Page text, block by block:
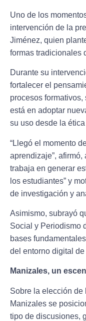
Uno de los
intervención de la
Jiménez, quien
formas tradicionales
Durante su
fortalecer el
procesos
está en adoptar
su uso desde la
“Llegó el momento
aprendizaje”,
trabaja en generar
los estudiantes” y
de investigación y
Asimismo, subrayó
Social y Periodismo
bases
del entorno digital
Manizales, un
Sobre la elección de
Manizales se
tipo de discusiones,